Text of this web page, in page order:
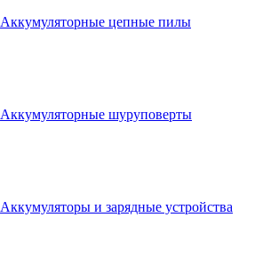
Аккумуляторные цепные пилы
Аккумуляторные шуруповерты
Аккумуляторы и зарядные устройства